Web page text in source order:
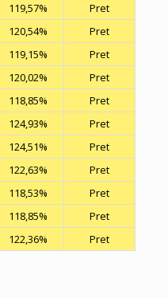
119,57% Pret
120,54% Pret
119,15% Pret
120,02% Pret
118,85% Pret
124,93% Pret
124,51% Pret
122,63% Pret
118,53% Pret
118,85% Pret
122,36% Pret